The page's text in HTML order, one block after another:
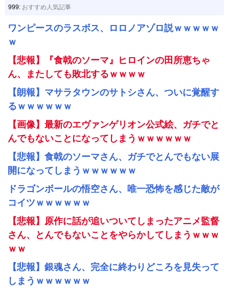
999: おすすめ人気記事
ワンピースのラスボス、ロロノアゾロ説ｗｗｗｗｗ
ｗ
【悲報】『食戟のソーマ』ヒロインの田所恵ちゃ
ん、またしても敗北するｗｗｗｗ
【朗報】マサラタウンのサトシさん、ついに覚醒す
るｗｗｗｗｗｗ
【画像】最新のエヴァンゲリオン公式絵、ガチでと
んでもないことになってしまうｗｗｗｗｗｗ
【悲報】食戟のソーマさん、ガチでとんでもない展
開になってしまうｗｗｗｗｗｗ
ドラゴンボールの悟空さん、唯一恐怖を感じた敵が
コイツｗｗｗｗｗｗ
【悲報】原作に話が追いついてしまったアニメ監督
さん、とんでもないことをやらかしてしまうｗｗｗ
ｗｗ
【悲報】銀魂さん、完全に終わりどころを見失って
しまうｗｗｗｗｗｗ